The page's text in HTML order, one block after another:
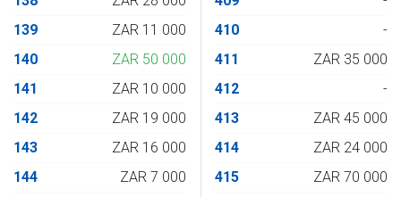
139
ZAR 11 000
140
ZAR 50 000
141
ZAR 10 000
142
ZAR 19 000
143
ZAR 16 000
144
ZAR 7 000
410
-
411
ZAR 35 000
412
-
413
ZAR 45 000
414
ZAR 24 000
415
ZAR 70 000